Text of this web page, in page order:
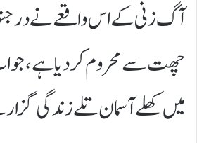
آگ زنی کے اس واقعے نے
چھت سے محروم کر دیا ہے، جو
میں کھلے آسمان تلے زندگی